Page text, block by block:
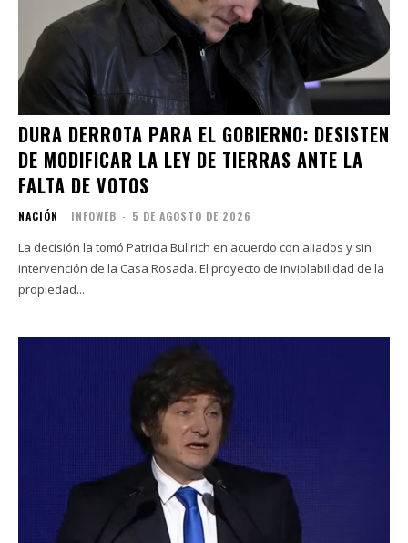
DURA DERROTA PARA EL GOBIERNO: DESISTEN
DE MODIFICAR LA LEY DE TIERRAS ANTE LA
FALTA DE VOTOS
NACIÓN INFOWEB - 5 DE AGOSTO DE 2026
La decisión la tomó Patricia Bullrich en acuerdo con aliados y sin
intervención de la Casa Rosada. El proyecto de inviolabilidad de la
propiedad...